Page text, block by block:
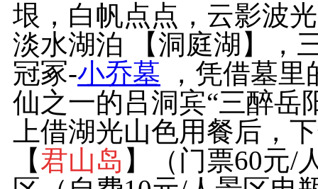
垠，白帆点点，云影波
淡水湖泊 【洞庭湖】，
冠冢-小乔墓 ，凭借墓
仙之一的吕洞宾“三醉岳
上借湖光山色用餐后，
【君山岛 】（门票60元/